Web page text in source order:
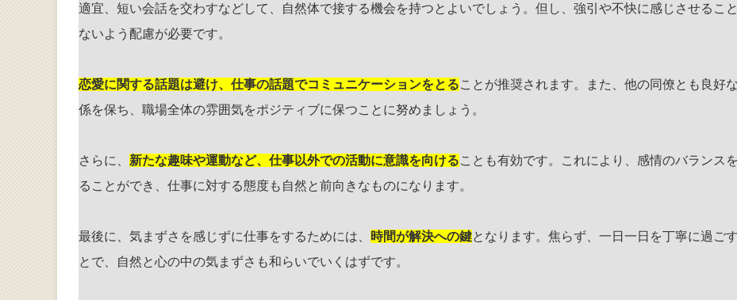
適宜、短い会話を交わすなどして、自然体で接する機会を持つとよいでしょう。但し、強引や不快に感じさせるこ
ないよう配慮が必要です。
恋愛に関する話題は避け、仕事の話題でコミュニケーションをとることが推奨されます。また、他の同僚とも良好
係を保ち、職場全体の雰囲気をポジティブに保つことに努めましょう。
さらに、 新たな趣味や運動など、仕事以外での活動に意識を向けることも有効です。これにより、感情のバランス
ることができ、仕事に対する態度も自然と前向きなものになります。
最後に、気まずさを感じずに仕事をするためには、 時間が解決への鍵となります。焦らず、一日一日を丁寧に過ご
とで、自然と心の中の気まずさも和らいでいくはずです。